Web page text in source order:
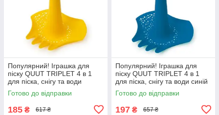
Популярний! Іграшка для
піску QUUT TRIPLET 4 в 1
для піска, снігу та води
жовтий (170037) - Краща
якість тільки на
Готово до відправки
185 ₴ 617 ₴
Популярний! Іграшка для
піску QUUT TRIPLET 4 в 1
для піска, снігу та води синій
(170624) - Краща якість
тільки на Nukleon.com.ua
Готово до відправки
197 ₴ 657 ₴